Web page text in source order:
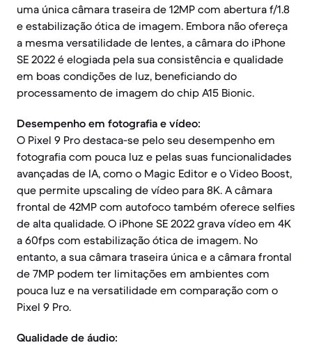
uma única câmara traseira de 12MP com abertura f/1.8
e estabilização ótica de imagem. Embora não ofereça
a mesma versatilidade de lentes, a câmara do iPhone
SE 2022 é elogiada pela sua consistência e qualidade
em boas condições de luz, beneficiando do
processamento de imagem do chip A15 Bionic.
Desempenho em fotografia e vídeo:
O Pixel 9 Pro destaca-se pelo seu desempenho em
fotografia com pouca luz e pelas suas funcionalidades
avançadas de IA, como o Magic Editor e o Video Boost,
que permite upscaling de vídeo para 8K. A câmara
frontal de 42MP com autofoco também oferece selfies
de alta qualidade. O iPhone SE 2022 grava vídeo em 4K
a 60fps com estabilização ótica de imagem. No
entanto, a sua câmara traseira única e a câmara frontal
de 7MP podem ter limitações em ambientes com
pouca luz e na versatilidade em comparação com o
Pixel 9 Pro.
Qualidade de áudio: